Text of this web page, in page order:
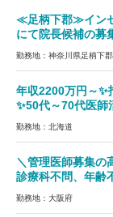
≪足柄下郡≫イン
にて院長候補の募
勤務地：神奈川県足柄下郡
年収2200万円～✨
✨50代～70代医
勤務地：北海道
＼管理医師募集の
診療科不問、年齢
勤務地：大阪府